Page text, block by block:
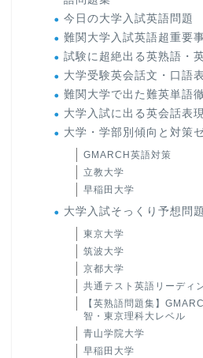
今日の大学入試英語問題
難関大学入試英語超重要
試験に超絶出る英熟語・
大学受験英会話文・口語
難関大学で出た難英単語
大学入試に出る英会話表
大学・学部別傾向と対策
GMARCH英語対策
立教大学
早稲田大学
大学入試そっくり予想問
東京大学
筑波大学
京都大学
共通テスト英語リーディ
【英熟語問題集】
智・東京理科大レベル
青山学院大学
早稲田大学